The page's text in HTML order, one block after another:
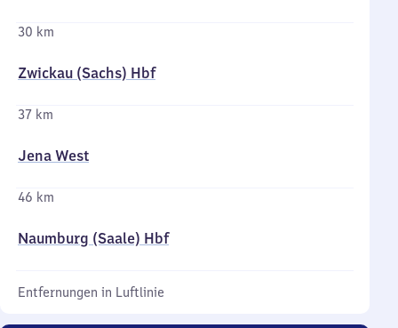
30 km
Zwickau (Sachs) Hbf
37 km
Jena West
46 km
Naumburg (Saale) Hbf
Entfernungen in Luftlinie